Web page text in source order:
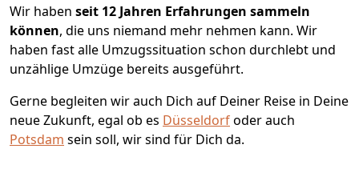
Wir haben seit 12 Jahren Erfahrungen sammeln
können, die uns niemand mehr nehmen kann. Wir
haben fast alle Umzugssituation schon durchlebt und
unzählige Umzüge bereits ausgeführt.
Gerne begleiten wir auch Dich auf Deiner Reise in Deine
neue Zukunft, egal ob es Düsseldorfoder auch
Potsdam sein soll, wir sind für Dich da.